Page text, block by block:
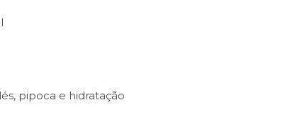
pipoca e hidratação